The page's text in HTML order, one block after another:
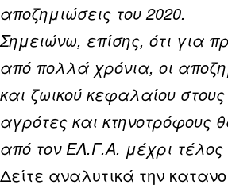
αποζημιώσεις του 2020.
Σημειώνω, επίσης, ότι για
από πολλά χρόνια, οι
και ζωικού κεφαλαίου στους
αγρότες και κτηνοτρόφους
από τον ΕΛ.Γ.Α. μέχρι τέλος
Δείτε αναλυτικά την